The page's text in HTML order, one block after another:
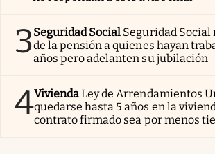
3Seguridad Social Seguridad Social
de la pensión a quienes hayan
años pero adelanten su jubilación
4ViviendaLey de Arrendamientos
quedarse hasta 5 años en la
contrato firmado sea por menos